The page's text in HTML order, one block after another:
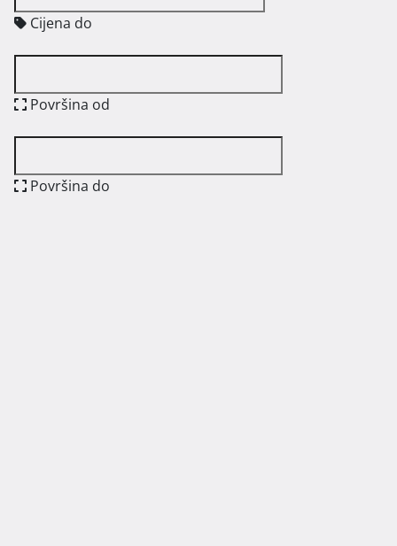
Cijena do
Površina od
Površina do